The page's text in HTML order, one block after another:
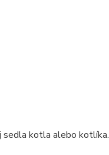
sedla kotla alebo kotlíka.